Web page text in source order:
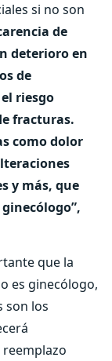
si no son
de
deterioro en
de
riesgo
fracturas.
como dolor
y más, que
que la
es ginecólogo,
son los